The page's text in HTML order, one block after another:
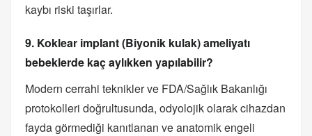
kaybı riski taşırlar.
9. Koklear implant (Biyonik kulak) ameliyatı
bebeklerde kaç aylıkken yapılabilir?
Modern cerrahi teknikler ve FDA/Sağlık Bakanlığı
protokolleri doğrultusunda, odyolojik olarak cihazdan
fayda görmediği kanıtlanan ve anatomik engeli